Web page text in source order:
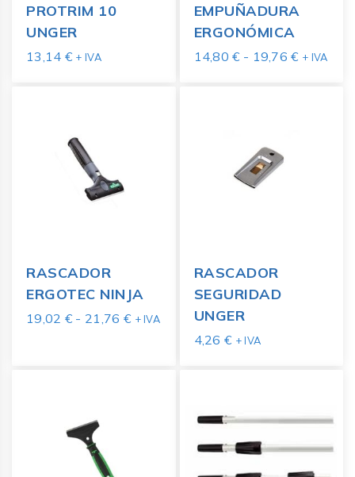
PROTRIM 10
UNGER
13,14 € + IVA
EMPUÑADURA
ERGONÓMICA
14,80€ - 19,76€ + IVA
RASCADOR
ERGOTEC NINJA
19,02 € - 21,76 € + IVA
RASCADOR
SEGURIDAD
UNGER
4,26 € + IVA